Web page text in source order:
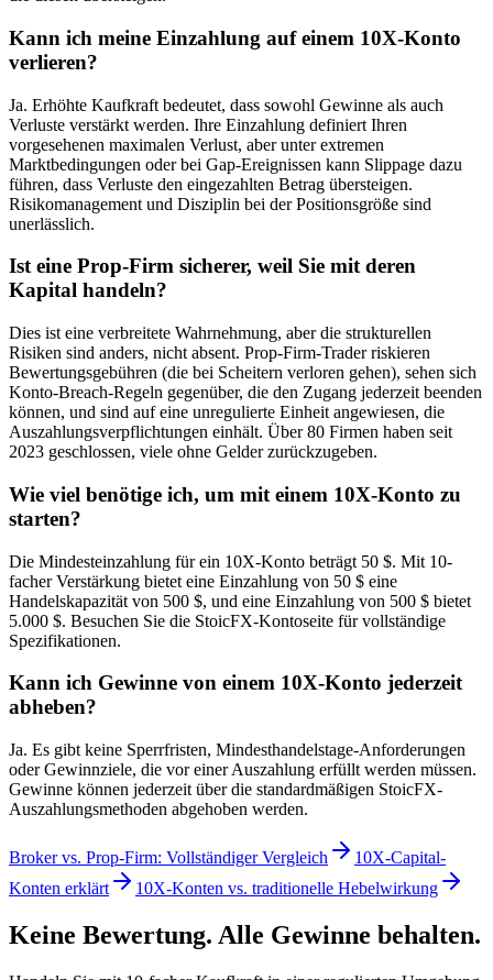
Kann ich meine Einzahlung auf einem 10X-Konto
verlieren?
Ja. Erhöhte Kaufkraft bedeutet, dass sowohl Gewinne als auch
Verluste verstärkt werden. Ihre Einzahlung definiert Ihren
vorgesehenen maximalen Verlust, aber unter extremen
Marktbedingungen oder bei Gap-Ereignissen kann Slippage dazu
führen, dass Verluste den eingezahlten Betrag übersteigen.
Risikomanagement und Disziplin bei der Positionsgröße sind
unerlässlich.
Ist eine Prop-Firm sicherer, weil Sie mit deren
Kapital handeln?
Dies ist eine verbreitete Wahrnehmung, aber die strukturellen
Risiken sind anders, nicht absent. Prop-Firm-Trader riskieren
Bewertungsgebühren (die bei Scheitern verloren gehen), sehen sich
Konto-Breach-Regeln gegenüber, die den Zugang jederzeit beenden
können, und sind auf eine unregulierte Einheit angewiesen, die
Auszahlungsverpflichtungen einhält. Über 80 Firmen haben seit
2023 geschlossen, viele ohne Gelder zurückzugeben.
Wie viel benötige ich, um mit einem 10X-Konto zu
starten?
Die Mindesteinzahlung für ein 10X-Konto beträgt 50 $. Mit 10-
facher Verstärkung bietet eine Einzahlung von 50 $ eine
Handelskapazität von 500 $, und eine Einzahlung von 500 $ bietet
5.000 $. Besuchen Sie die StoicFX-Kontoseite für vollständige
Spezifikationen.
Kann ich Gewinne von einem 10X-Konto jederzeit
abheben?
Ja. Es gibt keine Sperrfristen, Mindesthandelstage-Anforderungen
oder Gewinnziele, die vor einer Auszahlung erfüllt werden müssen.
Gewinne können jederzeit über die standardmäßigen StoicFX-
Auszahlungsmethoden abgehoben werden.
Broker vs. Prop-Firm: Vollständiger Vergleich
10X-Capital-
Konten erklärt
10X-Konten vs. traditionelle Hebelwirkung
Keine Bewertung. Alle Gewinne behalten.